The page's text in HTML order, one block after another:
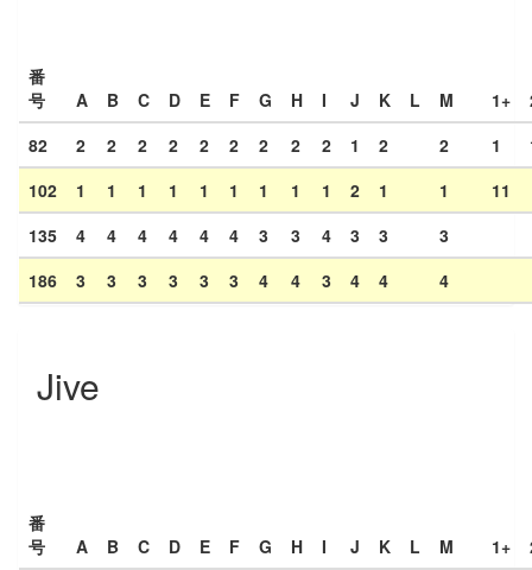
番
号
A B C D E F G H I J K L M 1+
82
2 2 2 2 2 2 2 2 2 1 2 2 1
102
1 1 1 1 1 1 1 1 1 2 1 1
11
135
4 4 4 4 4 4 3 3 4 3 3
3
186
3 3 3 3 3 3 4 4 3 4 4 4
Jive
番
号
A B C D E F G H I J K L M 1+